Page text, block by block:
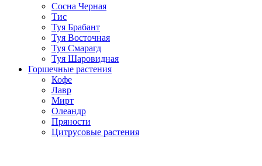
Сосна Черная
Тис
Туя Брабант
Туя Восточная
Туя Смарагд
Туя Шаровидная
Горшечные растения
Кофе
Лавр
Мирт
Олеандр
Пряности
Цитрусовые растения